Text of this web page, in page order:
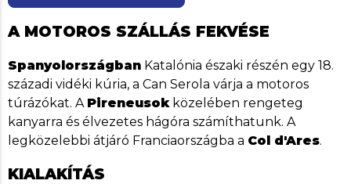
A MOTOROS SZÁLLÁS FEKVÉSE
Spanyolországban Katalónia északi részén egy 18.
századi vidéki kúria, a Can Serola várja a motoros
túrázókat. A Pireneusokközelében rengeteg
kanyarra és élvezetes hágóra számíthatunk. A
legközelebbi átjáró Franciaországba a Col d'Ares.
KIALAKÍTÁS